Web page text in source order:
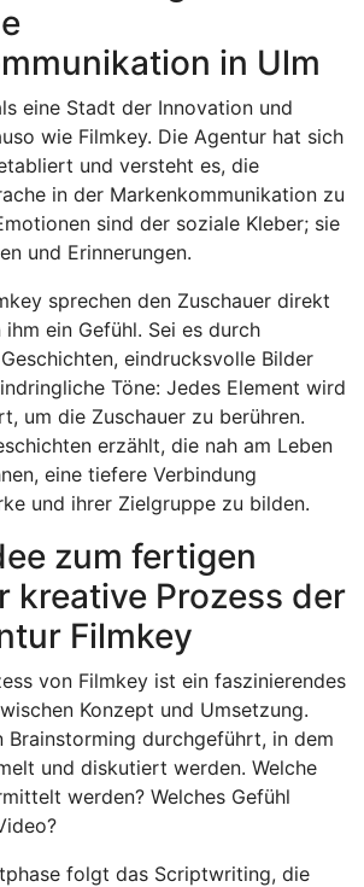
in Ulm
eine Stadt der Innovation und
wie Filmkey. Die Agentur hat sich
und versteht es, die
in der Markenkommunikation zu
sind der soziale Kleber; sie
und Erinnerungen.
sprechen den Zuschauer direkt
ein Gefühl. Sei es durch
eindrucksvolle Bilder
Töne: Jedes Element wird
um die Zuschauer zu berühren.
erzählt, die nah am Leben
eine tiefere Verbindung
und ihrer Zielgruppe zu bilden.
zum fertigen
kreative Prozess der
Filmkey
von Filmkey ist ein faszinierendes
Konzept und Umsetzung.
Brainstorming durchgeführt, in dem
und diskutiert werden. Welche
werden? Welches Gefühl
folgt das Scriptwriting, die